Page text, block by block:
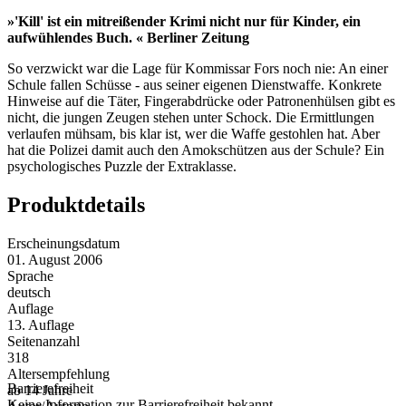
»'Kill' ist ein mitreißender Krimi nicht nur für Kinder, ein
aufwühlendes Buch. « Berliner Zeitung
So verzwickt war die Lage für Kommissar Fors noch nie: An einer
Schule fallen Schüsse - aus seiner eigenen Dienstwaffe. Konkrete
Hinweise auf die Täter, Fingerabdrücke oder Patronenhülsen gibt es
nicht, die jungen Zeugen stehen unter Schock. Die Ermittlungen
verlaufen mühsam, bis klar ist, wer die Waffe gestohlen hat. Aber
hat die Polizei damit auch den Amokschützen aus der Schule? Ein
psychologisches Puzzle der Extraklasse.
Produktdetails
Erscheinungsdatum
01. August 2006
Sprache
deutsch
Auflage
13. Auflage
Seitenanzahl
318
Altersempfehlung
ab 14 Jahre
Barrierefreiheit